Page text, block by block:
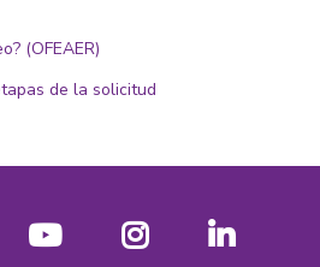
(OFEAER)
de la solicitud